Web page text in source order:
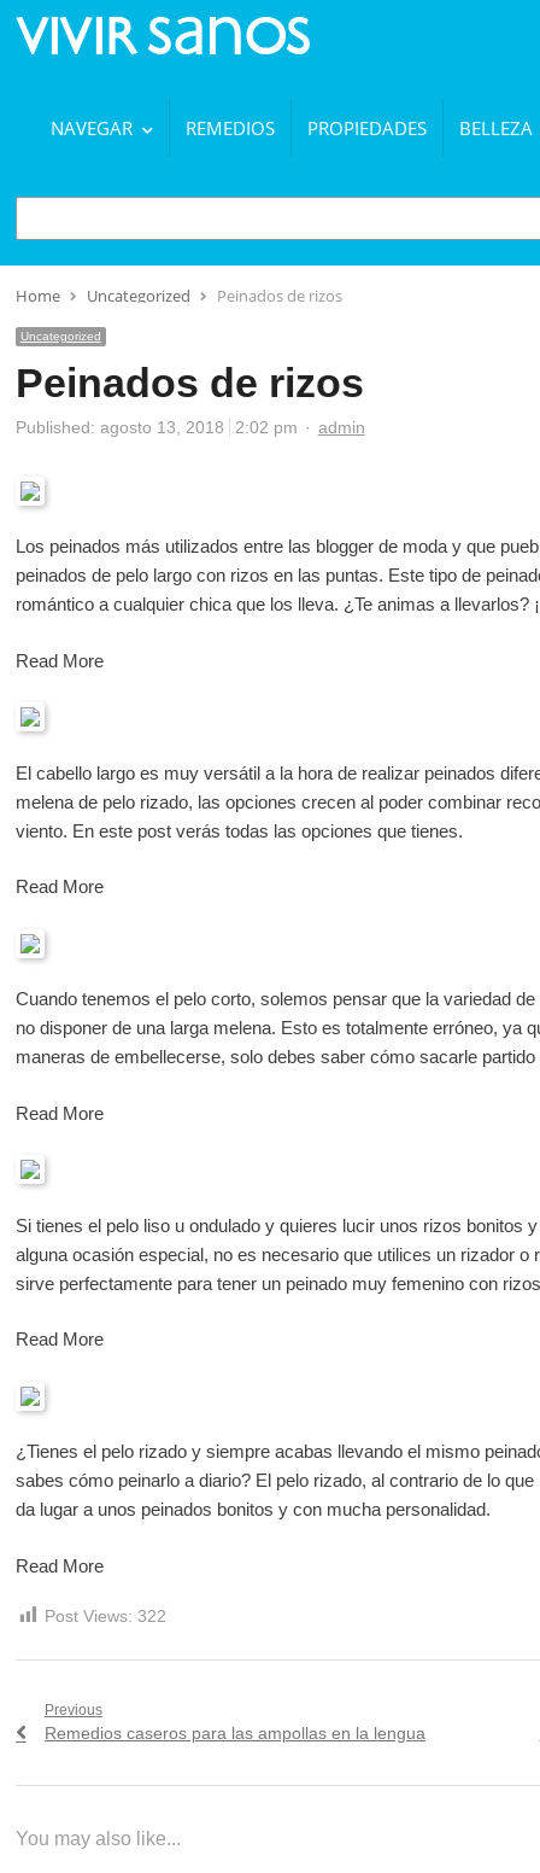
NAVEGAR REMEDIOS PROPIEDADES BELLEZA
BUSCAR
Home Uncategorized Peinados de rizos
Uncategorized
Peinados de rizos
Published: agosto 13, 2018 2:02 pm Author
admin
Los peinados más utilizados entre las blogger de moda y que
peinados de pelo largo con rizos en las puntas. Este tipo de
romántico a cualquier chica que los lleva. ¿Te animas a llevarlos?
Read More
El cabello largo es muy versátil a la hora de realizar peinados
melena de pelo rizado, las opciones crecen al poder combinar
viento. En este post verás todas las opciones que tienes.
Read More
Cuando tenemos el pelo corto, solemos pensar que la variedad
no disponer de una larga melena. Esto es totalmente erróneo, ya
maneras de embellecerse, solo debes saber cómo sacarle partido
Read More
Si tienes el pelo liso u ondulado y quieres lucir unos rizos bonitos
alguna ocasión especial, no es necesario que utilices un rizador o
sirve perfectamente para tener un peinado muy femenino con
Read More
¿Tienes el pelo rizado y siempre acabas llevando el mismo
sabes cómo peinarlo a diario? El pelo rizado, al contrario de lo
da lugar a unos peinados bonitos y con mucha personalidad.
Read More
Post Views: 322
Navegación
Previous
Previous
Remedios caseros para las ampollas en la lengua
You may also like...